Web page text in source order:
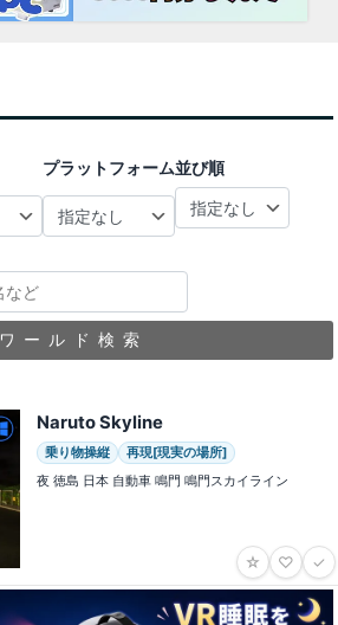
プラットフォーム並び順
ワールド検索
Naruto Skyline
乗り物操縦
再現[現実の場所]
夜 徳島 日本 自動車 鳴門 鳴門スカイライン
☆ ♡ ✓